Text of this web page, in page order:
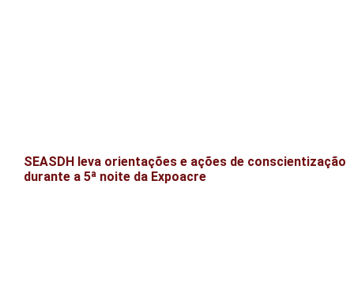
SEASDH leva orientações e ações de conscientização
durante a 5ª noite da Expoacre